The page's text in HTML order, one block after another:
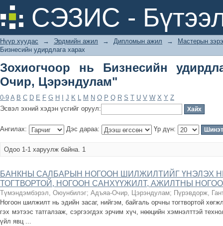
СЭЗИС -
Зохиогчоор нь Бизнесийн
Нүүр хуудас → Эрдмийн ажил → Дипломын ажил →
Мастерын
Бизнесийн удирдлага харах
Зохиогчоор нь Бизнесийн
Очир, Цэрэндулам"
0-9 A B C D E F G H J K L M N O P Q R S T U V W X Y Z
Эсвэл эхний хэдэн үсгийг оруул:
Ангилах: Дэс дараа: Үр дүн:
Одоо 1-1 харуулж байна. 1
БАНКНЫ САЛБАРЫН НОГООН ШИЛЖИЛТИЙГ ҮНЭЛЭХ
ТОГТВОРТОЙ, НОГООН САНХҮҮЖИЛТ, АЖИЛТНЫ
Түмэндэмбэрэл, Оюунбилэг; Адъяа-Очир, Цэрэндулам; Пүрэвдорж,
Ногоон шилжилт нь эдийн засаг, нийгэм, байгаль орчны тогтвортой
гэх мэтээс татгалзаж, сэргээгдэх эрчим хүч, нөөцийн хэмнэлттэй
үйл явц ...